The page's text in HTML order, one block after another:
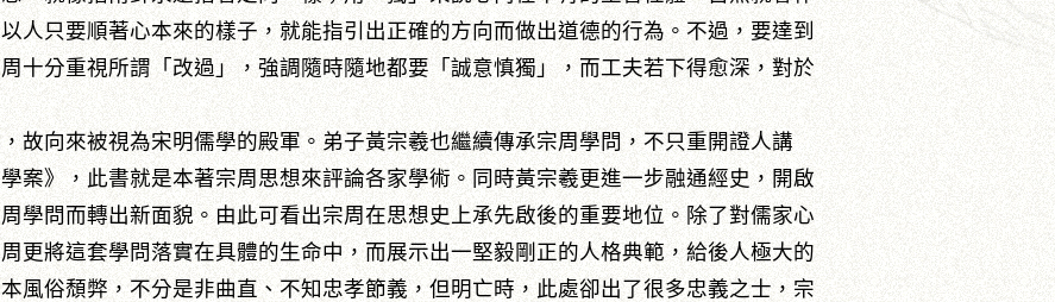
人只要順著心本來的樣子，就能指引出正確的方向而做出道德的行為。不過，要達到
十分重視所謂「改過」，強調隨時隨地都要「誠意慎獨」，而工夫若下得愈深，對於
向來被視為宋明儒學的殿軍。弟子黃宗羲也繼續傳承宗周學問，不只重開證人講
案》，此書就是本著宗周思想來評論各家學術。同時黃宗羲更進一步融通經史，開啟
學問而轉出新面貌。由此可看出宗周在思想史上承先啟後的重要地位。除了對儒家心
更將這套學問落實在具體的生命中，而展示出一堅毅剛正的人格典範，給後人極大的
風俗頹弊，不分是非曲直、不知忠孝節義，但明亡時，此處卻出了很多忠義之士，宗